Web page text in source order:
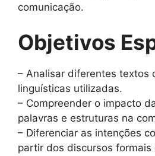
comunicação.
Objetivos
– Analisar diferentes textos
linguísticas utilizadas.
– Compreender o impacto
palavras e estruturas na
– Diferenciar as intenções
partir dos discursos formais